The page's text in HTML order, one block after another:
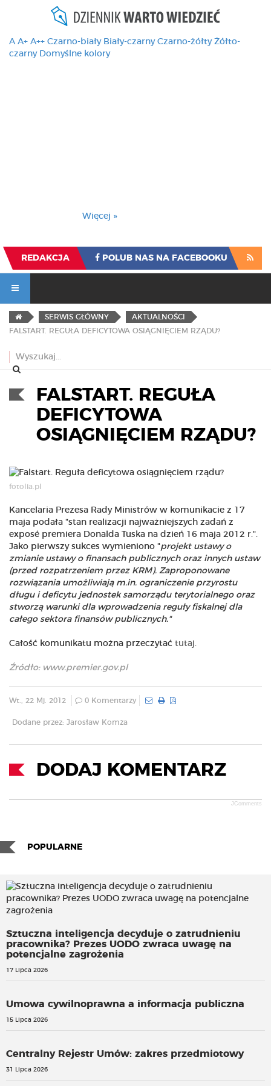
A A+ A++ Czarno-biały Biały-czarny Czarno-żółty Żółto-
czarny Domyślne kolory
Więcej »
REDAKCJA POLUB NAS NA FACEBOOKU
SERWIS GŁÓWNY
AKTUALNOŚCI
FALSTART. REGUŁA DEFICYTOWA OSIĄGNIĘCIEM RZĄDU?
FALSTART. REGUŁA
DEFICYTOWA
OSIĄGNIĘCIEM RZĄDU?
fotolia.pl
Kancelaria Prezesa Rady Ministrów w komunikacie z 17
maja podała "stan realizacji najważniejszych zadań z
exposé premiera Donalda Tuska na dzień 16 maja 2012 r.".
Jako pierwszy sukces wymieniono "projekt ustawy o
zmianie ustawy o finansach publicznych oraz innych ustaw
(przed rozpatrzeniem przez KRM). Zaproponowane
rozwiązania umożliwiają m.in. ograniczenie przyrostu
długu i deficytu jednostek samorządu terytorialnego oraz
stworzą warunki dla wprowadzenia reguły fiskalnej dla
całego sektora finansów publicznych."
Całość komunikatu można przeczytać tutaj.
Źródło: www.premier.gov.pl
Wt., 22 Mj. 2012 0 Komentarzy
Dodane przez: Jarosław Komża
DODAJ KOMENTARZ
JComments
POPULARNE
Sztuczna inteligencja decyduje o zatrudnieniu
pracownika? Prezes UODO zwraca uwagę na
potencjalne zagrożenia
17 Lipca 2026
Umowa cywilnoprawna a informacja publiczna
15 Lipca 2026
Centralny Rejestr Umów: zakres przedmiotowy
31 Lipca 2026